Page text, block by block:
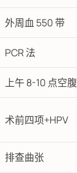
外周血 550 带
PCR 法
上午 8-10 点空腹
术前四项+HPV
排查曲张